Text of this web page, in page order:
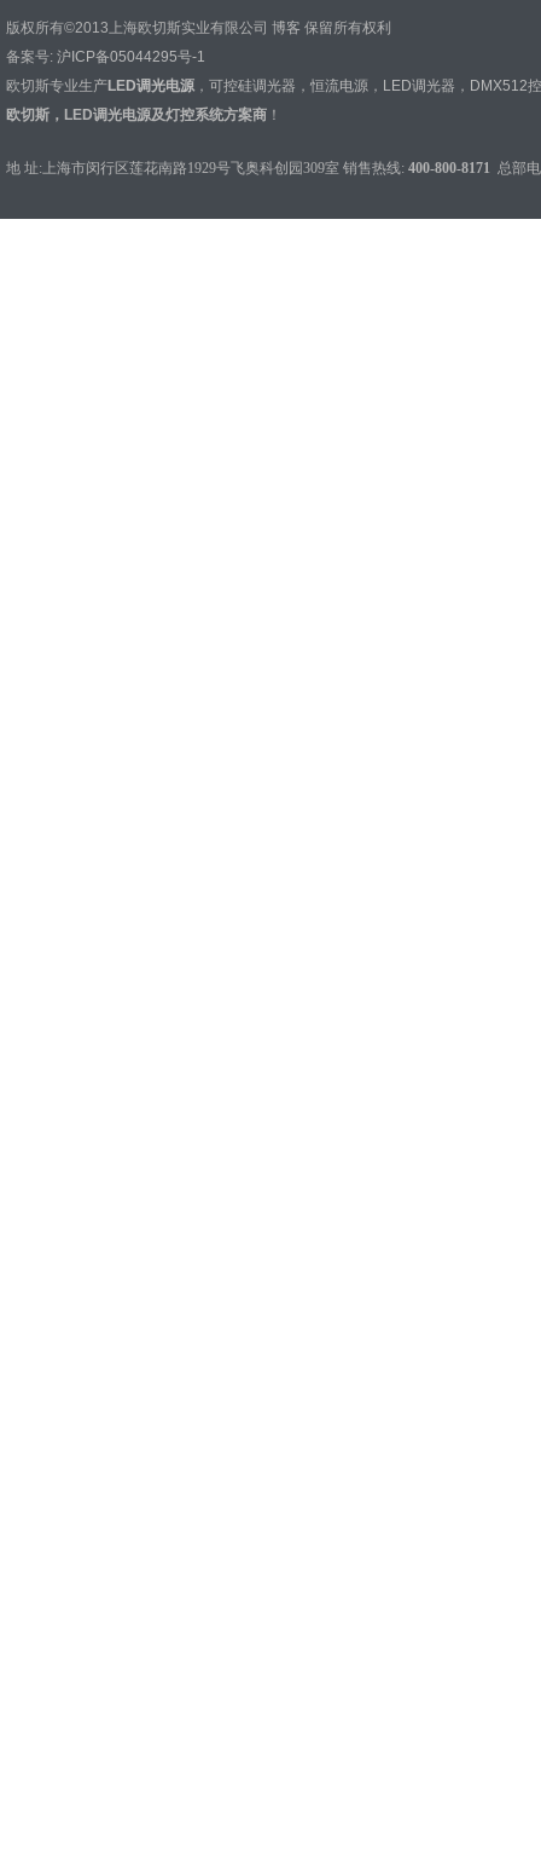
版权所有©2013上海欧切斯实业有限公司 博客 保留所有权利
备案号: 沪ICP备05044295号-1
欧切斯专业生产LED调光电源 ， 可控硅调光器 ， 恒流电源 ， LED调光器 ， DMX512
欧切斯，LED调光电源及灯控系统方案商 ！
地 址:上海市闵行区莲花南路1929号飞奥科创园309室 销售热线: 400-800-8171 总部